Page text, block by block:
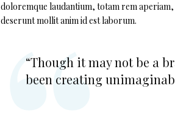
doloremque laudantium, totam rem
deserunt mollit anim id est laborum.
“Though it may not be a
been creating